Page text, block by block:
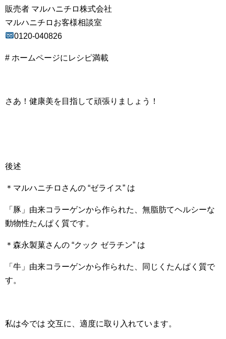
販売者 マルハニチロ株式会社
マルハニチロお客様相談室
0120-040826
# ホームページにレシピ満載
さあ！健康美を目指して頑張りましょう！
後述
＊マルハニチロさんの “ゼライス” は
「豚」由来コラーゲンから作られた、無脂肪てヘルシーな
動物性たんぱく質です。
＊森永製菓さんの “クック ゼラチン” は
「牛」由来コラーゲンから作られた、同じくたんぱく質で
す。
私は今では 交互に、適度に取り入れています。